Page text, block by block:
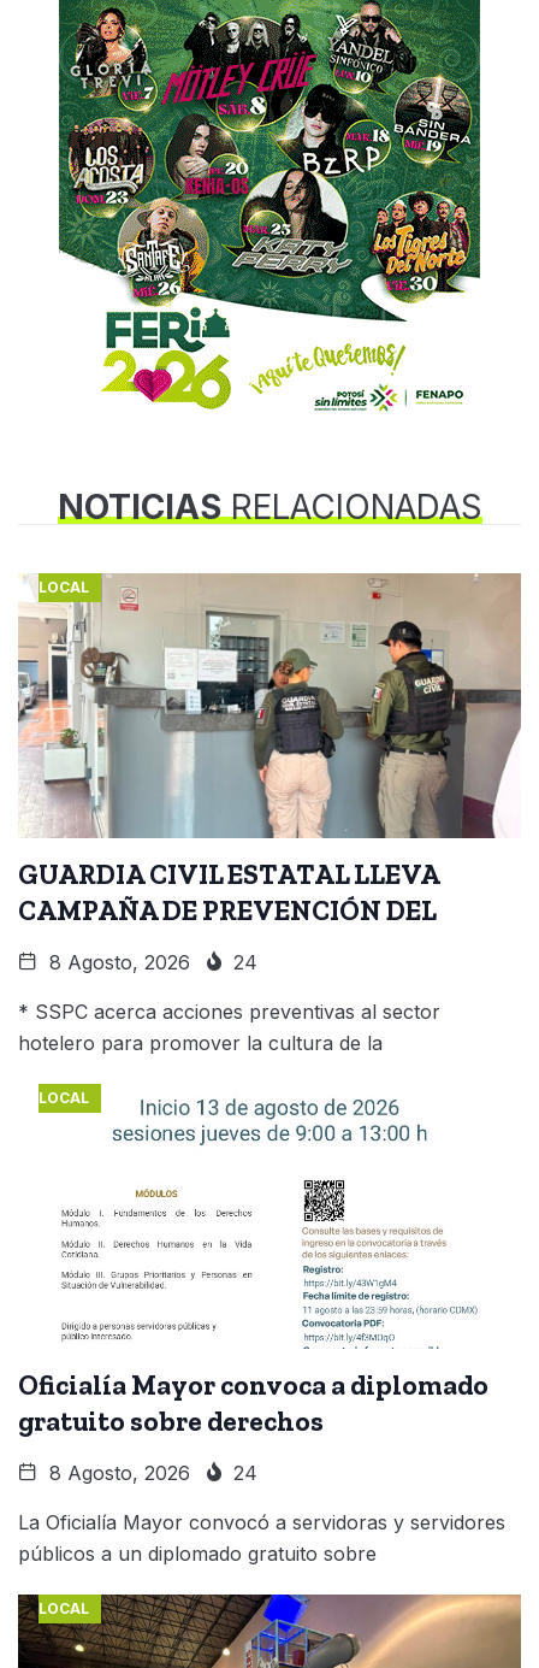
NOTICIASRELACIONADAS
LOCAL
GUARDIA CIVIL ESTATAL LLEVA
CAMPAÑA DE PREVENCIÓN DEL
8 Agosto, 2026 24
* SSPC acerca acciones preventivas al sector
hotelero para promover la cultura de la
LOCAL
Oficialía Mayor convoca a diplomado
gratuito sobre derechos
8 Agosto, 2026 24
La Oficialía Mayor convocó a servidoras y servidores
públicos a un diplomado gratuito sobre
LOCAL